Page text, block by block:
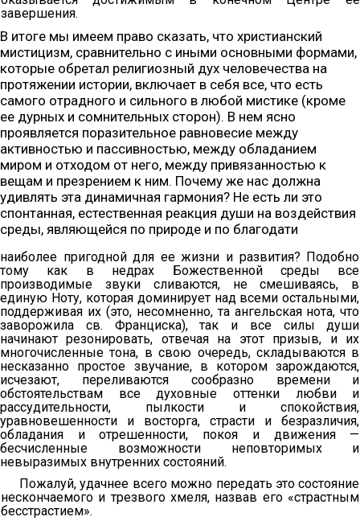
завершения.
В итоге мы имеем право сказать, что христианский
мистицизм, сравнительно с иными основными формами,
которые обретал религиозный дух человечества на
протяжении истории, включает в себя все, что есть
самого отрадного и сильного в любой мистике (кроме
ее дурных и сомнительных сторон). В нем ясно
проявляется поразительное равновесие между
активностью и пассивностью, между обладанием
миром и отходом от него, между привязанностью к
вещам и презрением к ним. Почему же нас должна
удивлять эта динамичная гармония? Не есть ли это
спонтанная, естественная реакция души на воздействия
среды, являющейся по природе и по благодати
наиболее пригодной для ее жизни и развития? Подобно
тому как в недрах Божественной среды все
производимые звуки сливаются, не смешиваясь, в
единую Ноту, которая доминирует над всеми остальными,
поддерживая их (это, несомненно, та ангельская нота, что
заворожила св. Франциска), так и все силы души
начинают резонировать, отвечая на этот призыв, и их
многочисленные тона, в свою очередь, складываются в
несказанно простое звучание, в котором зарождаются,
исчезают, переливаются сообразно времени и
обстоятельствам все духовные оттенки любви и
рассудительности, пылкости и спокойствия,
уравновешенности и восторга, страсти и безразличия,
обладания и отрешенности, покоя и движения —
бесчисленные возможности неповторимых и
невыразимых внутренних состояний.
Пожалуй, удачнее всего можно передать это состояние
нескончаемого и трезвого хмеля, назвав его «страстным
бесстрастием».